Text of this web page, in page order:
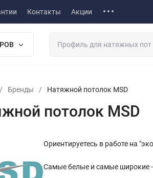
Контакты Акции
/ Бренды / Натяжной потолок MSD
потолок MSD
Ориентируетесь в работе на
Самые белые и самые широкие -